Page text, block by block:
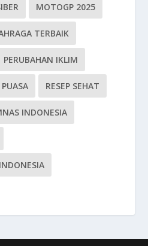
MOTOGP 2025
TERBAIK
PERUBAHAN IKLIM
PUASA RESEP SEHAT
INDONESIA